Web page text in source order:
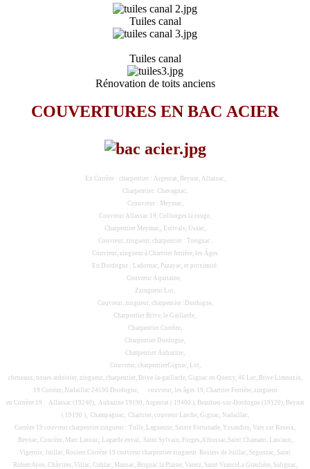
Tuiles canal
Tuiles canal
Rénovation de toits anciens
COUVERTURES EN BAC ACIER
En Corrèze : charpentier : Argentat, Beynat, Allassac,
Charpentier: Chavagnac,
Ccouvreur : Meymac,
Couvreur Allassac 19, Collonges la rouge,
Charpentier Meymac,, Estivals, Ussac,
Couvreur, zingueur, charpentier : Treignac.
Couvreur, zingueur à Chartrier ferrière, les Âges
En Dordogne : Ladornac, Pazayac, et proximité.
Couvreur Aquitaine,
Zzingueur Lot,
Couvreur, zingueur, charpentier :Dordogne,
Charpentier Brive, le Gaillarde,
Charpentier Corrèze,
Charpentier Dordogne,
Charpentier Aubazine,
Couvreur, charpentierGignac, Lot,
cheneaux, noues ardoisier, zingueur, charpentier, Brive-la-gaillarde, Gignac en Quercy, 46 Lot, Brive Limousin,
19 Corrèze, Nadaillac 24590 Dordogne,
couvreur, les âges 19, Chartrier Ferrière, zingueur
en Corrèze 19 : Allassac (19240), Aubazine 19190, Argentat ( 19400 ), Beaulieu-sur-Dordogne (19120), Beynat
( 19190 ), Champagnac, Chartrier, couvreur Larche, Gignac, Nadaillac,
Corrèze 19 couvreur charpentier zingueur : Tulle, Laguenne, Sainte Fortunade, Yssandon, Vars sur Roseix,
Beynac, Concèze, Marc Latour,, Lagarde enval, Saint Sylvain, Forges,Albussac,Saint Chamant, Lascaux,
Vigerois, Juillac, Rosiers Corrèze 19 couvreur charpentier zingueur Rosiers de Juillac, Segonzac, Saint
RobertAyen, Châytres, Villac, Cublac, Mansac, Brignac la Plaine, Varetz, Saint VianceLa Graulière, Salignac,